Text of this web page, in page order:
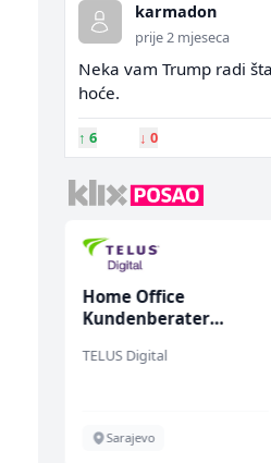
karmadon
prije 2 mjeseca
Neka vam Trump radi
hoće.
↑ 6 ↓ 0
Home Office
Kundenberater
renommiertes
TELUS Digital
Sarajevo